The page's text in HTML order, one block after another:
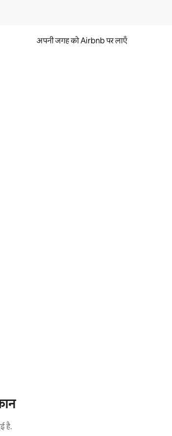
अपनी जगह को Airbnb पर लाएँ
है.